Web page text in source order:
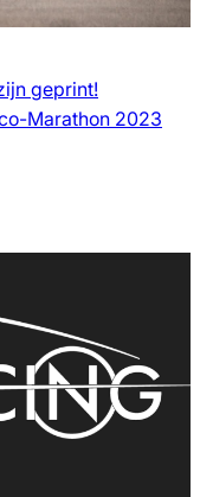
geprint!
Marathon 2023